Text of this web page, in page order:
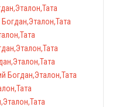
Богдан,Эталон,Тата